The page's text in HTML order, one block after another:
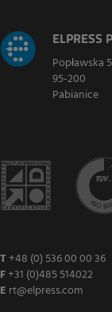
ELPRESS
Popławska
95-200
Pabianice
T +48 (0) 536 00 00 36
F+31 (0)485 514022
E rt@elpress.com